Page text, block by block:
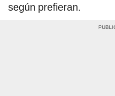
según prefieran.